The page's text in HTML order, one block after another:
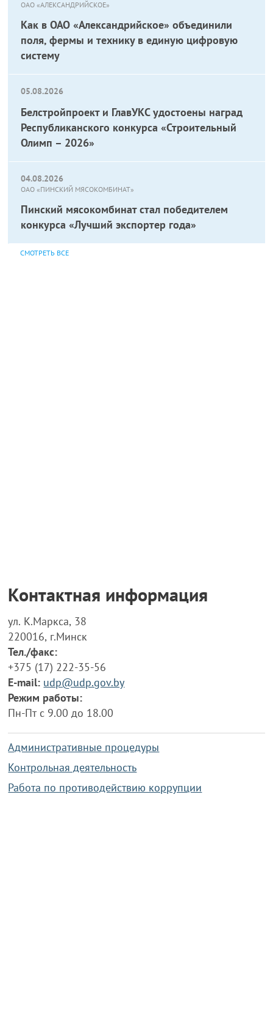
ОАО «АЛЕКСАНДРИЙСКОЕ»
Как в ОАО «Александрийское» объединили
поля, фермы и технику в единую цифровую
систему
05.08.2026
Белстройпроект и ГлавУКС удостоены наград
Республиканского конкурса «Строительный
Олимп – 2026»
04.08.2026
ОАО «ПИНСКИЙ МЯСОКОМБИНАТ»
Пинский мясокомбинат стал победителем
конкурса «Лучший экспортер года»
СМОТРЕТЬ ВСЕ
Контактная информация
ул. К.Маркса, 38
220016, г.Минск
Тел./факс:
+375 (17) 222-35-56
E-mail: udp@udp.gov.by
Режим работы:
Пн-Пт с 9.00 до 18.00
Административные процедуры
Контрольная деятельность
Работа по противодействию коррупции